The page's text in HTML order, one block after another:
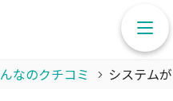
なのクチコミ システム